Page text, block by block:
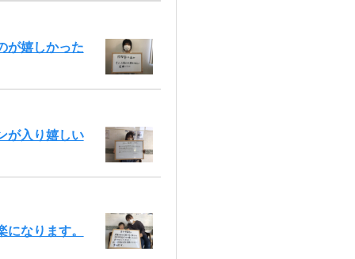
が嬉しかった
が入り嬉しい
なります。